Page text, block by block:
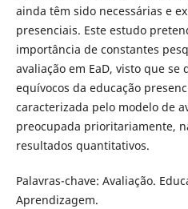
ainda têm sido necessárias e
presenciais. Este estudo
importância de constantes
avaliação em EaD, visto que
equívocos da educação
caracterizada pelo modelo de
preocupada prioritariamente,
resultados quantitativos.
Palavras-chave: Avaliação.
Aprendizagem.